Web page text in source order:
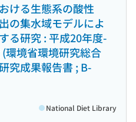
ける生態系の酸性
の集水域モデルによ
る研究 : 平成20年度-
環境省環境研究総合
究成果報告書 ; B-
National Diet Library